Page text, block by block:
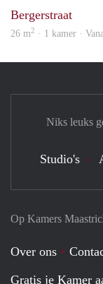
Bergerstraat
26 m2 · 1 kamer ·
Op Kamers
Over ons
Gratis je Kamer
Niks leuks
Studio's